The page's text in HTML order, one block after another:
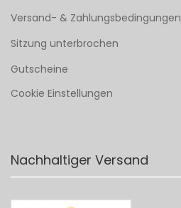
Versand- & Zahlungsbedingungen
Sitzung unterbrochen
Gutscheine
Cookie Einstellungen
Nachhaltiger Versand